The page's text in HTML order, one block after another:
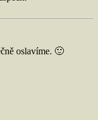
oslavíme. 🙂